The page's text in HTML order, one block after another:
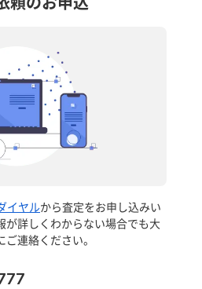
イヤルから査定をお申し込みい
が詳しくわからない場合でも大
連絡ください。